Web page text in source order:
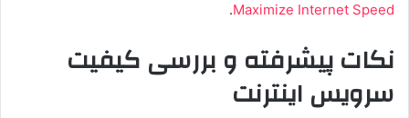
Maximize Internet Speed
.
نکات پیشرفته و بررسی کیفیت
سرویس اینترنت